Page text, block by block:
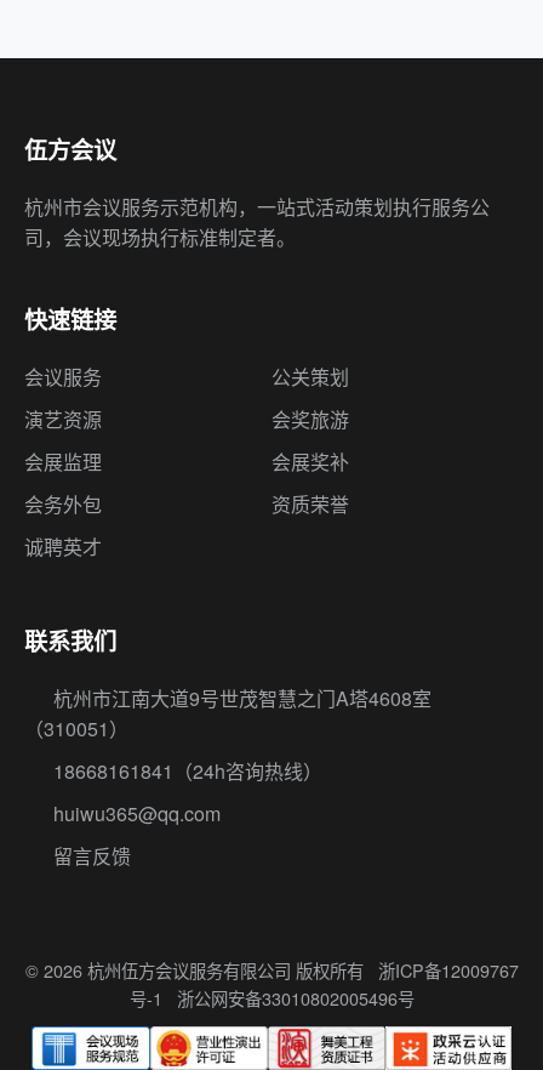
伍方会议
杭州市会议服务示范机构，一站式活动策划执行服务公
司，会议现场执行标准制定者。
快速链接
会议服务
公关策划
演艺资源
会奖旅游
会展监理
会展奖补
会务外包
资质荣誉
诚聘英才
联系我们
杭州市江南大道9号世茂智慧之门A塔4608室
（310051）
18668161841
（24h咨询热线）
huiwu365@qq.com
留言反馈
© 2026 杭州伍方会议服务有限公司 版权所有 浙ICP备12009767
号-1
浙公网安备33010802005496号